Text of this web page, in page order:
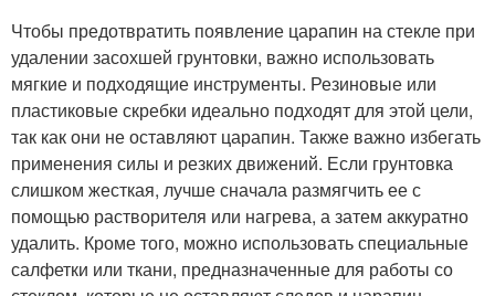
Чтобы предотвратить появление царапин на стекле при
удалении засохшей грунтовки, важно использовать
мягкие и подходящие инструменты. Резиновые или
пластиковые скребки идеально подходят для этой цели,
так как они не оставляют царапин. Также важно избегать
применения силы и резких движений. Если грунтовка
слишком жесткая, лучше сначала размягчить ее с
помощью растворителя или нагрева, а затем аккуратно
удалить. Кроме того, можно использовать специальные
салфетки или ткани, предназначенные для работы со